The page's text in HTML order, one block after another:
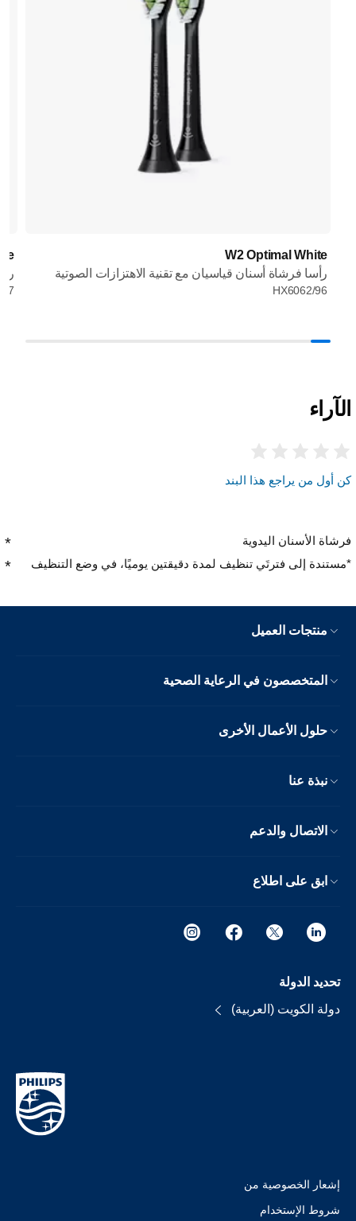
W2 Optimal White
رأسا فرشاة أسنان قياسيان مع تقنية الاهتزازات الصوتية
HX6062/96
الآراء
كن أول من يراجع هذا البند
فرشاة الأسنان اليدوية
*مستندة إلى فترتَي تنظيف لمدة دقيقتين يوميًا، في وضع التنظيف
منتجات العميل
المتخصصون في الرعاية الصحية
حلول الأعمال الأخرى
نبذة عنا
الاتصال والدعم
ابق على اطلاع
تحديد الدولة
دولة الكويت (العربية)
إشعار الخصوصية من
شروط الإستخدام